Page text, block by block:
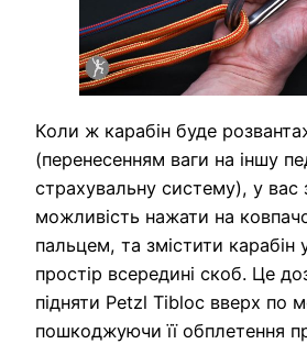
Коли ж карабін буде
(перенесенням ваги на іншу
страхувальну систему), у вас
можливість нажати на
пальцем, та змістити карабін
простір всередині скоб. Це
підняти Petzl Tibloc вверх по
пошкоджуючи її обплетення